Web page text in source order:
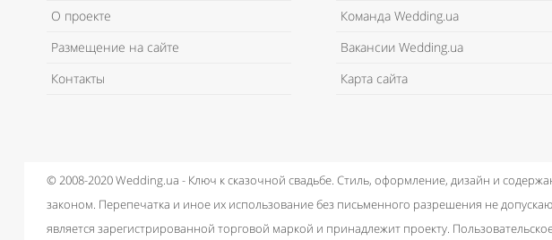
О проекте
Размещение на сайте
Контакты
Команда Wedding.ua
Вакансии Wedding.ua
Карта сайта
© 2008-2020 Wedding.ua - Ключ к сказочной свадьбе. Стиль, оформление, дизайн и
законом. Перепечатка и иное их использование без письменного разрешения не
является зарегистрированной торговой маркой и принадлежит проекту.